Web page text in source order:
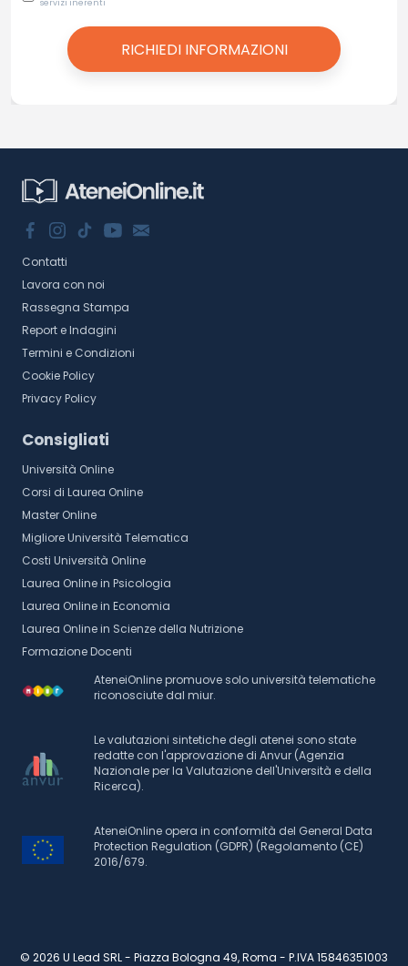
servizi inerenti
Contatti
Lavora con noi
Rassegna Stampa
Report e Indagini
Termini e Condizioni
Cookie Policy
Privacy Policy
Consigliati
Università Online
Corsi di Laurea Online
Master Online
Migliore Università Telematica
Costi Università Online
Laurea Online in Psicologia
Laurea Online in Economia
Laurea Online in Scienze della Nutrizione
Formazione Docenti
AteneiOnline promuove solo università telematiche
riconosciute dal miur.
Le valutazioni sintetiche degli atenei sono state
redatte con l'approvazione di Anvur (Agenzia
Nazionale per la Valutazione dell'Università e della
Ricerca).
AteneiOnline opera in conformità del General Data
Protection Regulation (GDPR) (Regolamento (CE)
2016/679.
© 2026 U Lead SRL - Piazza Bologna 49, Roma - P.IVA 15846351003